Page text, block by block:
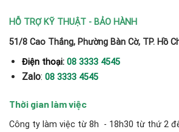
HỖ TRỢ KỸ THUẬT - BẢO HÀNH
51/8 Cao Thắng, Phường Bàn Cờ, TP. Hồ
Điện thoại: 08 3333 4545
Zalo: 08 3333 4545
Thời gian làm việc
Công ty làm việc từ 8h - 18h30 từ thứ 2